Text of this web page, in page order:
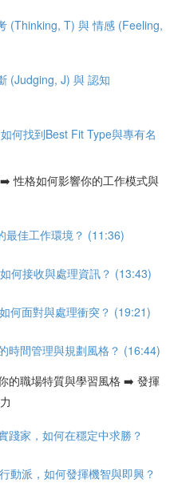
(Thinking, T) 與 情感 (Feeling,
(Judging, J) 與 認知
何找到Best Fit Type與專有名
性格如何影響你的工作模式與
最佳工作環境？ (11:36)
何接收與處理資訊？ (13:43)
何面對與處理衝突？ (19:21)
時間管理與規劃風格？ (16:44)
的職場特質與學習風格 ➡️ 發揮
踐家，如何在穩定中求勝？
動派，如何發揮機智與即興？